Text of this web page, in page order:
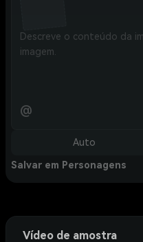
@
Auto
Salvar em Personagens
Vídeo de amostra